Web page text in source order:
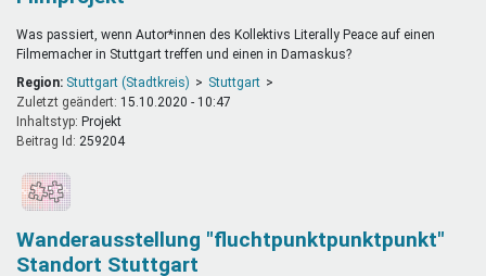
Was passiert, wenn Autor*innen des Kollektivs Literally Peace auf einen
Filmemacher in Stuttgart treffen und einen in Damaskus?
Region: Stuttgart (Stadtkreis)
Stuttgart
Zuletzt geändert: 15.10.2020 - 10:47
Inhaltstyp:
projekt
Beitrag Id: 259204
Wanderausstellung "fluchtpunktpunktpunkt"
Standort Stuttgart